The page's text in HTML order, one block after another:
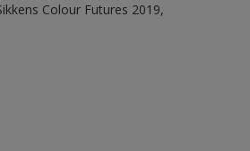
Colour Futures 2019,